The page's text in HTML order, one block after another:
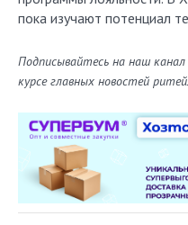
пока изучают потенциал
Подписывайтесь на наш канал
курсе главных новостей